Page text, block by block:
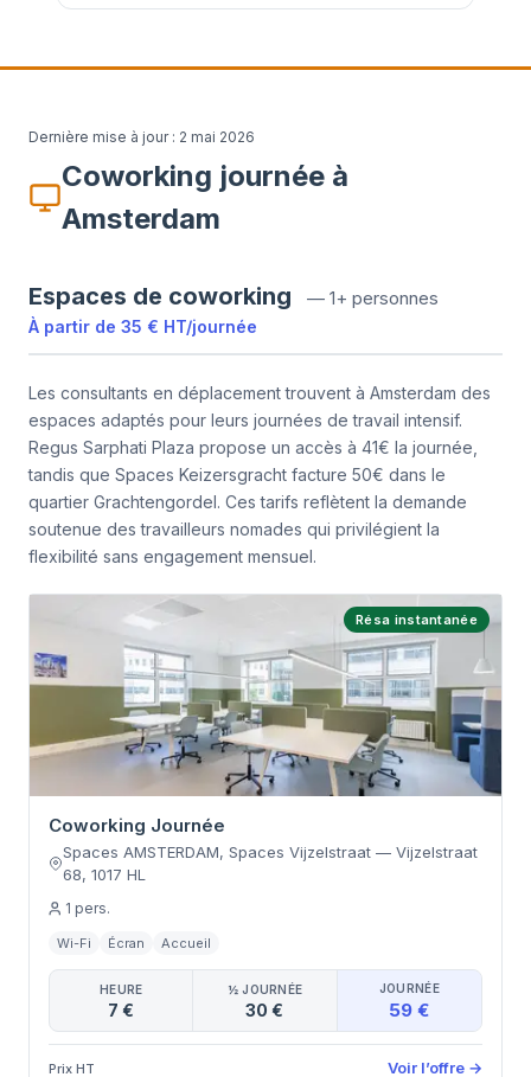
Dernière mise à jour : 2 mai 2026
Coworking journée à
Amsterdam
Espaces de coworking — 1+ personnes
À partir de 35 € HT/journée
Les consultants en déplacement trouvent à Amsterdam des
espaces adaptés pour leurs journées de travail intensif.
Regus Sarphati Plaza propose un accès à 41€ la journée,
tandis que Spaces Keizersgracht facture 50€ dans le
quartier Grachtengordel. Ces tarifs reflètent la demande
soutenue des travailleurs nomades qui privilégient la
flexibilité sans engagement mensuel.
Résa instantanée
Coworking Journée
Spaces AMSTERDAM, Spaces Vijzelstraat — Vijzelstraat
68, 1017 HL
1 pers.
Wi-Fi Écran Accueil
HEURE
7 €
½ JOURNÉE
30 €
JOURNÉE
59 €
Prix HT Voir l’offre →